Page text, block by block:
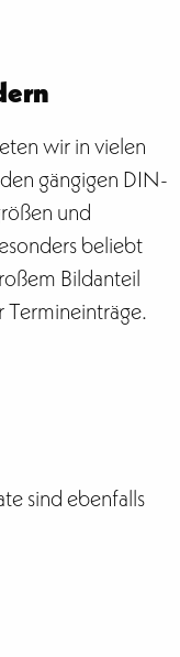
wir in vielen
gängigen DIN-
und
beliebt
Bildanteil
sind ebenfalls